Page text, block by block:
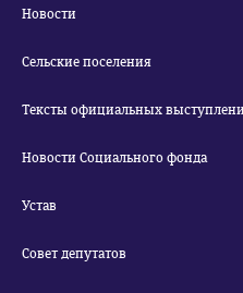
Новости
Сельские поселения
Тексты официальных
Новости Социального фонда
Устав
Совет депутатов